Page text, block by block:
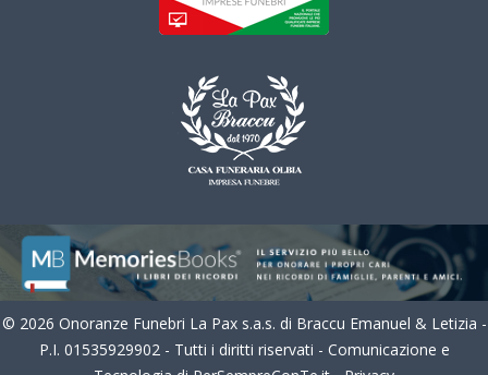
© 2026 Onoranze Funebri La Pax s.a.s. di Braccu Emanuel & Letizia -
P.I. 01535929902 - Tutti i diritti riservati - Comunicazione e